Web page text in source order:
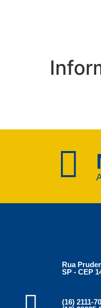
Rua
SP - CEP
(16) 2111-